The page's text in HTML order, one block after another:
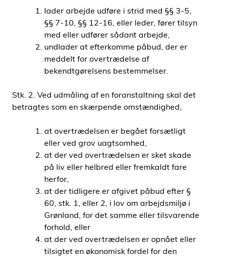
lader arbejde udføre i strid med §§ 3-5,
§§ 7-10, §§ 12-16, eller leder, fører tilsyn
med eller udfører sådant arbejde,
undlader at efterkomme påbud, der er
meddelt for overtrædelse af
bekendtgørelsens bestemmelser.
Stk. 2. Ved udmåling af en foranstaltning skal det
betragtes som en skærpende omstændighed,
at overtrædelsen er begået forsætligt
eller ved grov uagtsomhed,
at der ved overtrædelsen er sket skade
på liv eller helbred eller fremkaldt fare
herfor,
at der tidligere er afgivet påbud efter §
60, stk. 1, eller 2, i lov om arbejdsmiljø i
Grønland, for det samme eller tilsvarende
forhold, eller
at der ved overtrædelsen er opnået eller
tilsigtet en økonomisk fordel for den